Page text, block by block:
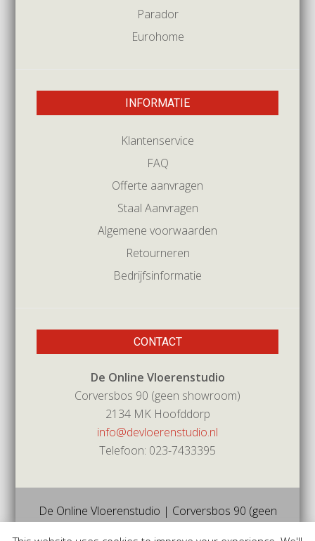
Parador
Eurohome
INFORMATIE
Klantenservice
FAQ
Offerte aanvragen
Staal Aanvragen
Algemene voorwaarden
Retourneren
Bedrijfsinformatie
CONTACT
De Online Vloerenstudio
Corversbos 90 (geen showroom)
2134 MK Hoofddorp
info@devloerenstudio.nl
Telefoon: 023-7433395
De Online Vloerenstudio | Corversbos 90 (geen